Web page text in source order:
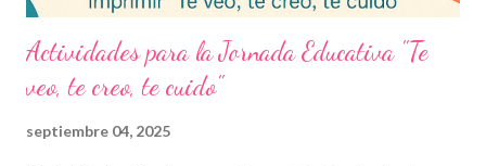
Actividades para la Jornada Educativa "Te
veo, te creo, te cuido"
septiembre 04, 2025